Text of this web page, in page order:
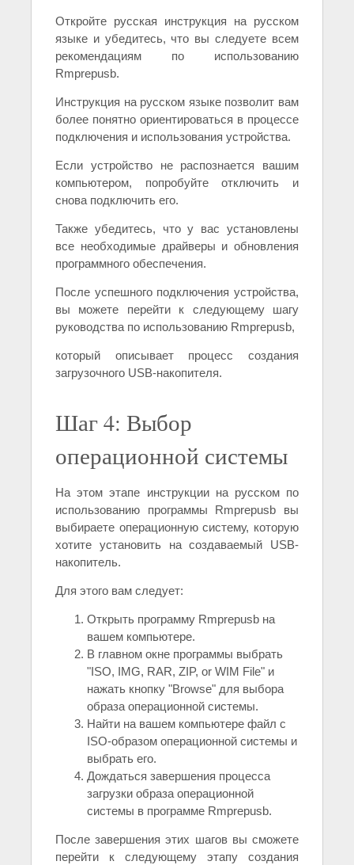
Откройте русская инструкция на русском
языке и убедитесь, что вы следуете всем
рекомендациям по использованию
Rmprepusb.
Инструкция на русском языке позволит вам
более понятно ориентироваться в процессе
подключения и использования устройства.
Если устройство не распознается вашим
компьютером, попробуйте отключить и
снова подключить его.
Также убедитесь, что у вас установлены
все необходимые драйверы и обновления
программного обеспечения.
После успешного подключения устройства,
вы можете перейти к следующему шагу
руководства по использованию Rmprepusb,
который описывает процесс создания
загрузочного USB-накопителя.
Шаг 4: Выбор
операционной системы
На этом этапе инструкции на русском по
использованию программы Rmprepusb вы
выбираете операционную систему, которую
хотите установить на создаваемый USB-
накопитель.
Для этого вам следует:
Открыть программу Rmprepusb на
вашем компьютере.
В главном окне программы выбрать
"ISO, IMG, RAR, ZIP, or WIM File" и
нажать кнопку "Browse" для выбора
образа операционной системы.
Найти на вашем компьютере файл с
ISO-образом операционной системы и
выбрать его.
Дождаться завершения процесса
загрузки образа операционной
системы в программе Rmprepusb.
После завершения этих шагов вы сможете
перейти к следующему этапу создания